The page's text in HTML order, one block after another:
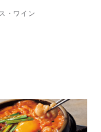
・ワイン